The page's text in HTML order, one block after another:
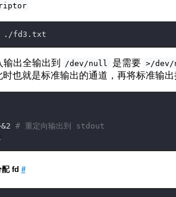
出全输出到 /dev/null 是需要 >/dev/
时也就是标准输出的通道，再将标准输出
# 重定向输出到 stdout
fd #